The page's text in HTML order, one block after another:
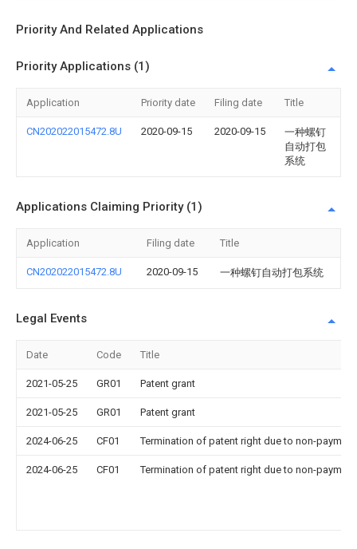
Priority And Related Applications
Priority Applications (1)
Application Priority date Filing date Title
CN202022015472.8U 2020-09-15 2020-09-15
一种螺钉
自动打包
系统
Applications Claiming Priority (1)
Application Filing date Title
CN202022015472.8U 2020-09-15 一种螺钉自动打包系统
Legal Events
Date Code Title
2021-05-25 GR01 Patent grant
2021-05-25 GR01 Patent grant
2024-06-25 CF01 Termination of patent right due to non-
2024-06-25 CF01 Termination of patent right due to non-